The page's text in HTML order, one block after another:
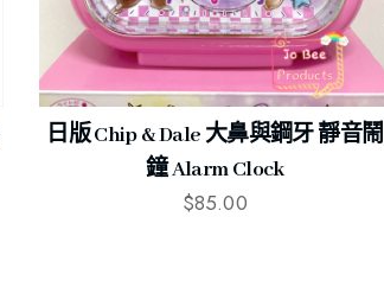
日版 Chip & Dale 大鼻與鋼牙 靜音鬧
鐘 Alarm Clock
$85.00